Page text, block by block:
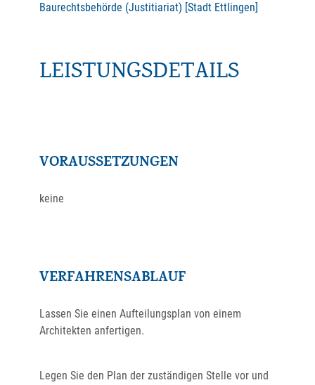
Baurechtsbehörde (Justitiariat) [Stadt Ettlingen]
LEISTUNGSDETAILS
VORAUSSETZUNGEN
keine
VERFAHRENSABLAUF
Lassen Sie einen Aufteilungsplan von einem
Architekten anfertigen.
Legen Sie den Plan der zuständigen Stelle vor und